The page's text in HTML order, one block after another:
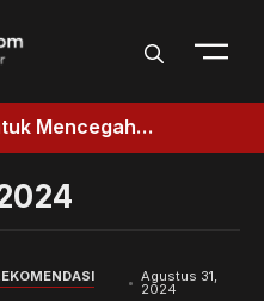
Mencegah
Agustus 31,
2024